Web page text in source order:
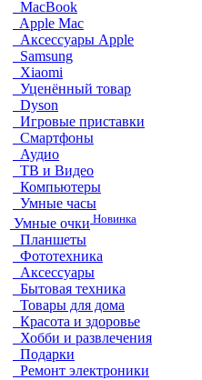
MacBook
Apple Mac
Аксессуары Apple
Samsung
Xiaomi
Уценённый товар
Dyson
Игровые приставки
Смартфоны
Аудио
ТВ и Видео
Компьютеры
Умные часы
Умные очки Новинка
Планшеты
Фототехника
Аксессуары
Бытовая техника
Товары для дома
Красота и здоровье
Хобби и развлечения
Подарки
Ремонт электроники